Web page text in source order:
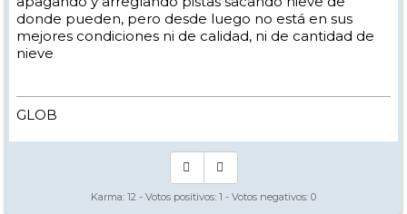
donde pueden, pero desde luego no está en sus
mejores condiciones ni de calidad, ni de cantidad de
nieve
GLOB
Karma: 12 - Votos positivos: 1 - Votos negativos: 0